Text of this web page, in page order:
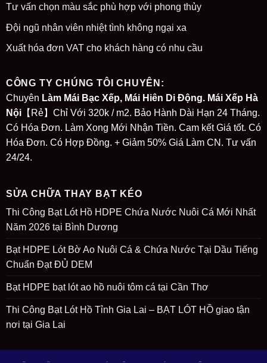
Tư vấn chọn màu sắc phù hợp với phong thủy
Đội ngũ nhân viên nhiệt tình không ngại xa
Xuất hóa đơn VAT cho khách hàng có nhu cầu
CÔNG TY CHÚNG TÔI CHUYÊN:
Chuyên Làm Mái Bạc Xếp, Mái Hiên Di Động. Mái Xếp Hà
Nội【Rẻ】Chỉ Với 320k / m2. Bảo Hành Dài Hạn 24 Tháng.
Có Hóa Đơn. Làm Xong Mới Nhận Tiền. Cam kết Giá tốt. Có
Hóa Đơn. Có Hợp Đồng. + Giảm 50% Giá Làm CN. Tư vấn
24/24.
SỬA CHỮA THAY BẠT KÉO
Thi Công Bạt Lót Hồ HDPE Chứa Nước Nuôi Cá Mới Nhất
Năm 2026 tại Bình Dương
Bạt HDPE Lót Bờ Ao Nuôi Cá & Chứa Nước Tại Dầu Tiếng
Chuẩn Đạt ĐỦ DEM
Bạt HDPE bạt lót ao hồ nuôi tôm cá tại Cần Thơ
Thi Công Bạt Lót Hồ Tỉnh Gia Lai – BẠT LÓT HỒ giao tận
nơi tại Gia Lai